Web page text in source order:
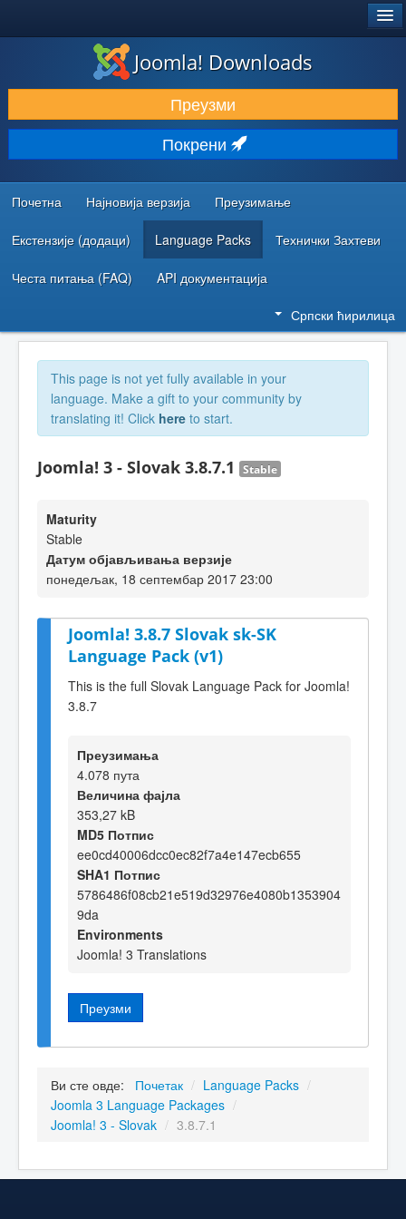
ПРЕУЗИМАЊЕ И ПРОШИРЕЊА (ЕКСТЕНЗИЈЕ)
ОТКРИЈТЕ И НАУЧИТЕ
ЗАЈЕДНИЦА И ПОДРШКА
РЕСУРСИ ЗА РАЗВОЈ
Joomla! Downloads
Преузми
Покрени
Почетна Најновија верзија Преузимање
Екстензије (додаци) Language Packs Технички Захтеви
Честа питања (FAQ) API документација
Српски ћирилица
This page is not yet fully available in your
language. Make a gift to your community by
translating it! Click here to start.
Joomla! 3 - Slovak 3.8.7.1 Stable
Maturity
Stable
Датум објављивања верзије
понедељак, 18 септембар 2017 23:00
Joomla! 3.8.7 Slovak sk-SK
Language Pack (v1)
This is the full Slovak Language Pack for Joomla!
3.8.7
Преузимања
4.078 пута
Величина фајла
353,27 kB
MD5 Потпис
ee0cd40006dcc0ec82f7a4e147ecb655
SHA1 Потпис
5786486f08cb21e519d32976e4080b1353904
9da
Environments
Joomla! 3 Translations
Преузми
Ви сте овде: Почетак / Language Packs /
Joomla 3 Language Packages /
Joomla! 3 - Slovak / 3.8.7.1